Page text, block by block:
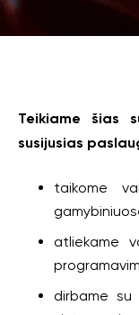
Teikiame šias
susijusias
taikome
atliekame
dirbame su